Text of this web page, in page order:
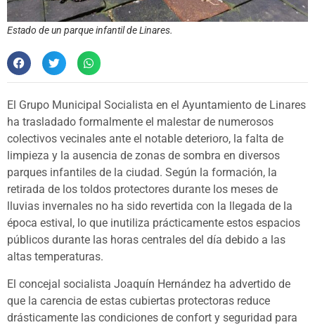
Estado de un parque infantil de Linares.
El Grupo Municipal Socialista en el Ayuntamiento de Linares
ha trasladado formalmente el malestar de numerosos
colectivos vecinales ante el notable deterioro, la falta de
limpieza y la ausencia de zonas de sombra en diversos
parques infantiles de la ciudad. Según la formación, la
retirada de los toldos protectores durante los meses de
lluvias invernales no ha sido revertida con la llegada de la
época estival, lo que inutiliza prácticamente estos espacios
públicos durante las horas centrales del día debido a las
altas temperaturas.
El concejal socialista Joaquín Hernández ha advertido de
que la carencia de estas cubiertas protectoras reduce
drásticamente las condiciones de confort y seguridad para